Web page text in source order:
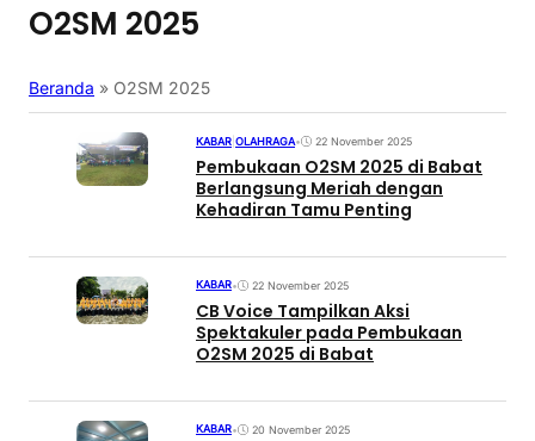
O2SM 2025
Beranda » O2SM 2025
KABAR OLAHRAGA• 22 November 2025
Pembukaan O2SM 2025 di Babat
Berlangsung Meriah dengan
Kehadiran Tamu Penting
KABAR• 22 November 2025
CB Voice Tampilkan Aksi
Spektakuler pada Pembukaan
O2SM 2025 di Babat
KABAR• 20 November 2025